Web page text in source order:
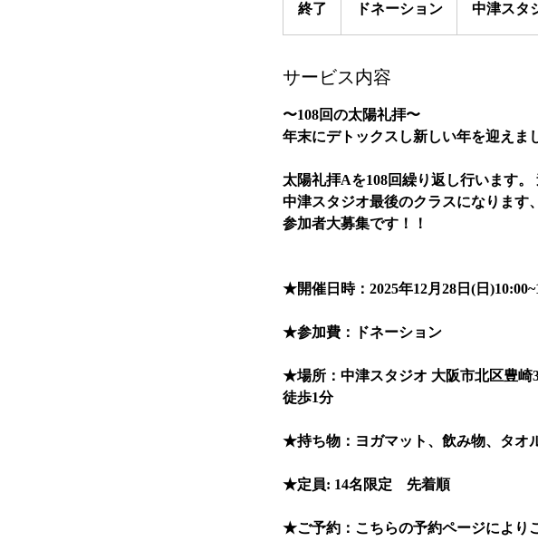
終了 ドネーション 中津スタ
サービス内容
〜108回の太陽礼拝〜
年末にデトックスし新しい年を迎えま
太陽礼拝Aを108回繰り返し行います。
中津スタジオ最後のクラスになります
参加者大募集です！！
★開催日時：2025年12月28日(日
★参加費：ドネーション
★場所：中津スタジオ 大阪市北区豊崎
徒歩1分
★持ち物：ヨガマット、飲み物、タオ
★定員: 14名限定 先着順
★ご予約：こちらの予約ページにより